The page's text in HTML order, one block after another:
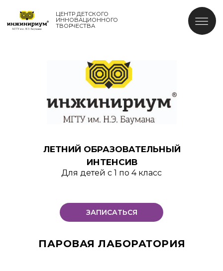
ИННОВАЦИОННОГО
ТВОРЧЕСТВА
ЛЕТНИЙ ОБРАЗОВАТЕЛЬНЫЙ
ИНТЕНСИВ
Для детей с 1 по 4 класс
ПАРОВАЯ ЛАБОРАТОРИЯ
ЗАПИСАТЬСЯ